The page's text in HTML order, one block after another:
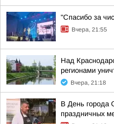
"Спасибо за
Вчера, 21:55
Над
регионами
Вчера, 21:18
В День города
праздничных